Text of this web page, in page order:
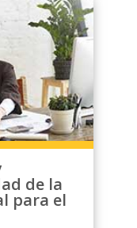
de la
para el